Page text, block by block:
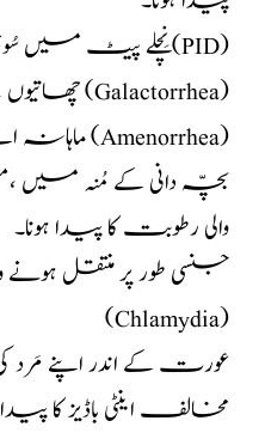
نِچلے پیٹ میں سُوجن کی بیماری (PID)
چھاتیوں سے دُودھ کا رِسنا (Galactorrhea)
ماہانہ اےّام کا نہ آنا (Amenorrhea)
بچّہ دانی کے مُنہ میں
والی رطوبت کا پیدا ہونا۔
جنسی طور پر منتقل ہونے
(Chlamydia)
مخالف اینٹی باڈیز کا